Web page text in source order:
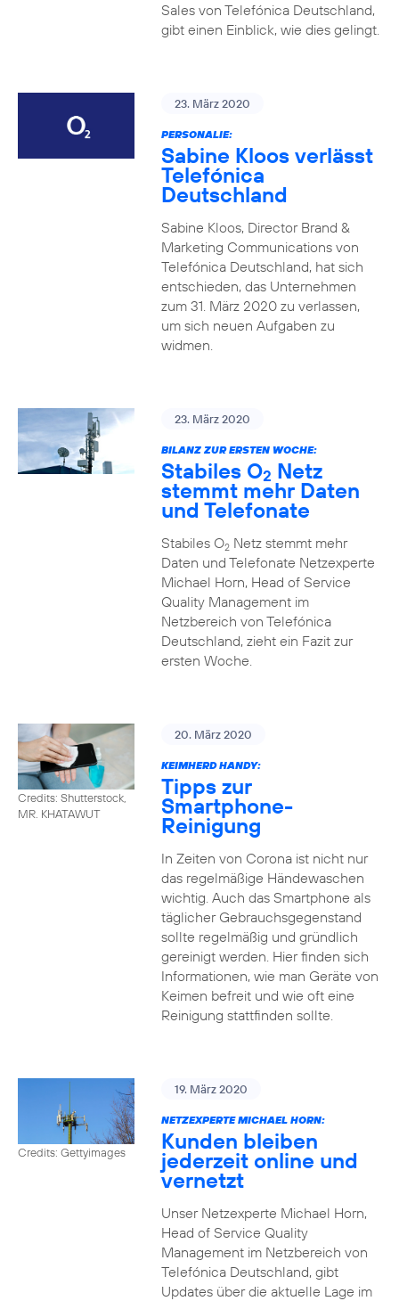
Sales von Telefónica Deutschland,
gibt einen Einblick, wie dies gelingt.
23. März 2020
PERSONALIE:
Sabine Kloos verlässt
Telefónica
Deutschland
Sabine Kloos, Director Brand &
Marketing Communications von
Telefónica Deutschland, hat sich
entschieden, das Unternehmen
zum 31. März 2020 zu verlassen,
um sich neuen Aufgaben zu
widmen.
23. März 2020
BILANZ ZUR ERSTEN WOCHE:
Stabiles O2 Netz
stemmt mehr Daten
und Telefonate
Stabiles O2Netz stemmt mehr
Daten und Telefonate Netzexperte
Michael Horn, Head of Service
Quality Management im
Netzbereich von Telefónica
Deutschland, zieht ein Fazit zur
ersten Woche.
Credits: Shutterstock,
MR. KHATAWUT
20. März 2020
KEIMHERD HANDY:
Tipps zur
Smartphone-
Reinigung
In Zeiten von Corona ist nicht nur
das regelmäßige Händewaschen
wichtig. Auch das Smartphone als
täglicher Gebrauchsgegenstand
sollte regelmäßig und gründlich
gereinigt werden. Hier finden sich
Informationen, wie man Geräte von
Keimen befreit und wie oft eine
Reinigung stattfinden sollte.
Credits: Gettyimages
19. März 2020
NETZEXPERTE MICHAEL HORN:
Kunden bleiben
jederzeit online und
vernetzt
Unser Netzexperte Michael Horn,
Head of Service Quality
Management im Netzbereich von
Telefónica Deutschland, gibt
Updates über die aktuelle Lage im